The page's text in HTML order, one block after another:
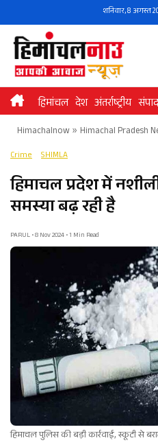
to
content
शनिवार, 8 अगस्त
हिमांचल देश अंतर्राष्ट्रीय
Himachalnow» Himachal Pradesh
Crime SHIMLA
हिमाचल प्रदेश में
समस्या बढ़ रही है
PARUL • 8 Nov 2024 • 1 Min Read
हिमाचल पुलिस की बड़ी कार्रवाई, स्कूटी से